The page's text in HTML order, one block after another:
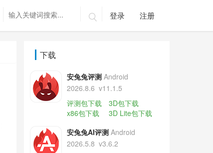
 登录 注册
下载
安兔兔评测 Android
2026.8.6 v11.1.5
评测包下载
3D包下载
x86包下载
3D Lite包下载
安兔兔AI评测 Android
2026.5.8 v3.6.2